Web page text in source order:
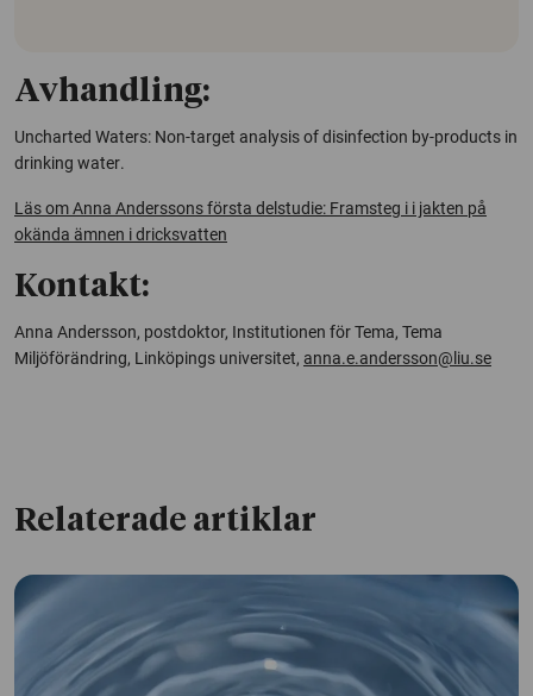
Avhandling:
Uncharted Waters: Non-target analysis of disinfection by-products in
drinking water.
Läs om Anna Anderssons första delstudie: Framsteg i i jakten på
okända ämnen i dricksvatten
Kontakt:
Anna Andersson, postdoktor, Institutionen för Tema, Tema
Miljöförändring, Linköpings universitet, anna.e.andersson@liu.se
Relaterade artiklar